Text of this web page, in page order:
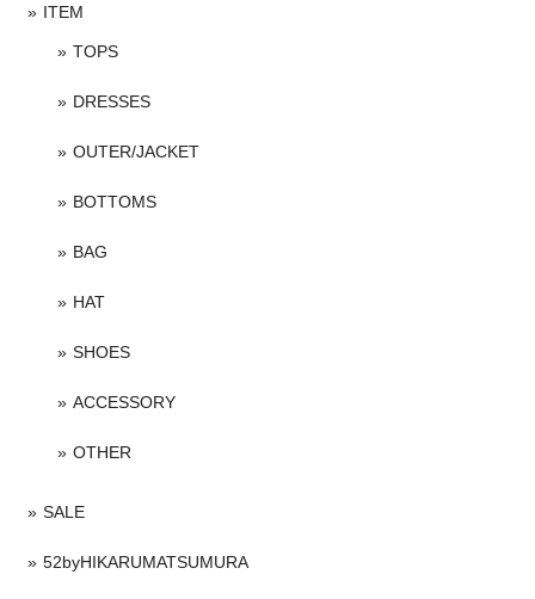
ITEM
TOPS
DRESSES
OUTER/JACKET
BOTTOMS
BAG
HAT
SHOES
ACCESSORY
OTHER
SALE
52byHIKARUMATSUMURA